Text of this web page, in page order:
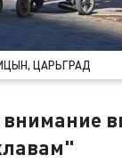
ЦАРЬГРАД